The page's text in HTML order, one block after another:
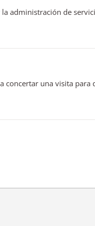
administración de
concertar una visita para